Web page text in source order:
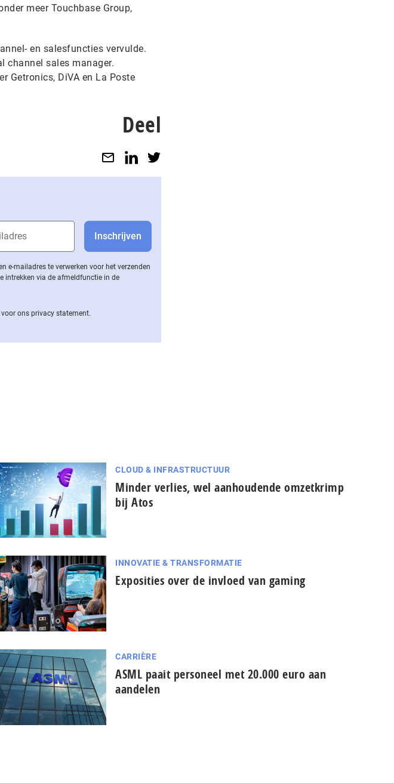
meer Touchbase Group,
en salesfuncties vervulde.
channel sales manager.
Getronics, DiVA en La Poste
Deel
e-mailadres te verwerken voor het verzenden
intrekken via de af­meld­func­tie in de
voor ons privacy statement.
CLOUD & INFRASTRUCTUUR
Minder verlies, wel aanhoudende omzetkrimp
bij Atos
INNOVATIE & TRANSFORMATIE
Exposities over de invloed van gaming
CARRIÈRE
ASML paait personeel met 20.000 euro aan
aandelen